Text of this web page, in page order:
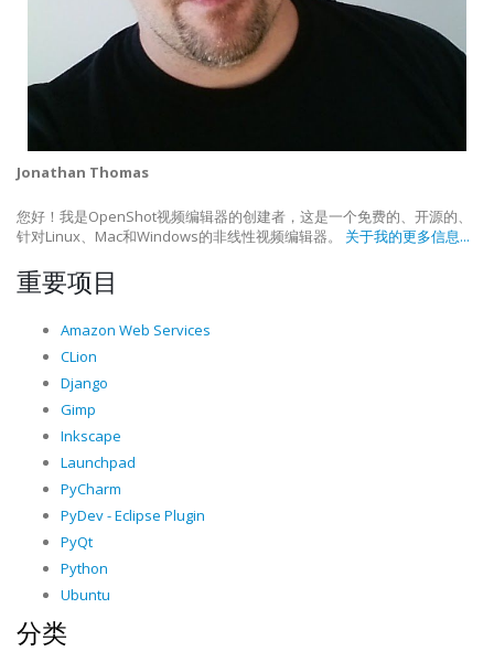
Jonathan Thomas
您好！我是OpenShot视频编辑器的创建者，这是一个免费的、开源的、
针对Linux、Mac和Windows的非线性视频编辑器。 关于我的更多信息...
重要项目
Amazon Web Services
CLion
Django
Gimp
Inkscape
Launchpad
PyCharm
PyDev - Eclipse Plugin
PyQt
Python
Ubuntu
分类